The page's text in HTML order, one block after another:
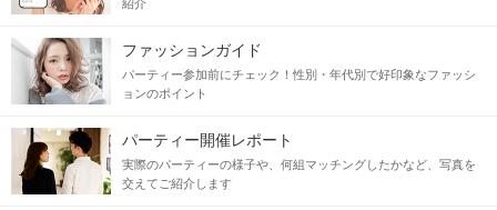
紹介
ファッションガイド
パーティー参加前にチェック！性別・年代別で好印象なファッシ
ョンのポイント
パーティー開催レポート
実際のパーティーの様子や、何組マッチングしたかなど、写真を
交えてご紹介します